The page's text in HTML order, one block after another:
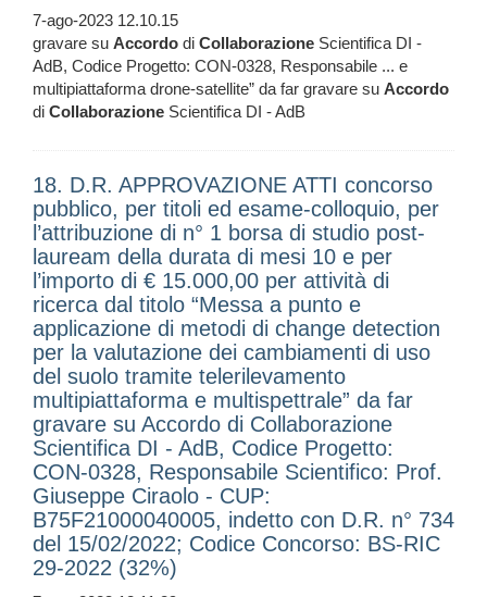
7-ago-2023 12.10.15
gravare su Accordo di Collaborazione Scientifica DI -
AdB, Codice Progetto: CON-0328, Responsabile ... e
multipiattaforma drone-satellite” da far gravare su Accordo
di Collaborazione Scientifica DI - AdB
18. D.R. APPROVAZIONE ATTI concorso
pubblico, per titoli ed esame-colloquio, per
l’attribuzione di n° 1 borsa di studio post-
lauream della durata di mesi 10 e per
l’importo di € 15.000,00 per attività di
ricerca dal titolo “Messa a punto e
applicazione di metodi di change detection
per la valutazione dei cambiamenti di uso
del suolo tramite telerilevamento
multipiattaforma e multispettrale” da far
gravare su Accordo di Collaborazione
Scientifica DI - AdB, Codice Progetto:
CON-0328, Responsabile Scientifico: Prof.
Giuseppe Ciraolo - CUP:
B75F21000040005, indetto con D.R. n° 734
del 15/02/2022; Codice Concorso: BS-RIC
29-2022 (32%)